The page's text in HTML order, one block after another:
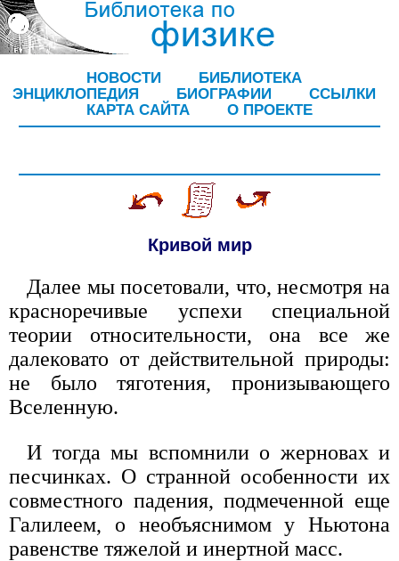
НОВОСТИ
БИБЛИОТЕКА
ЭНЦИКЛОПЕДИЯ
БИОГРАФИИ
ССЫЛКИ
КАРТА САЙТА
О ПРОЕКТЕ
Кривой мир
Далее мы посетовали, что, несмотря на
красноречивые успехи специальной
теории относительности, она все же
далековато от действительной природы:
не было тяготения, пронизывающего
Вселенную.
И тогда мы вспомнили о жерновах и
песчинках. О странной особенности их
совместного падения, подмеченной еще
Галилеем, о необъяснимом у Ньютона
равенстве тяжелой и инертной масс.